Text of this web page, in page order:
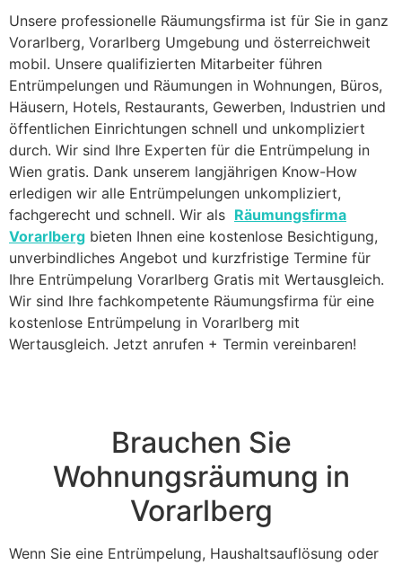
Unsere professionelle Räumungsfirma ist für Sie in ganz
Vorarlberg, Vorarlberg Umgebung und österreichweit
mobil. Unsere qualifizierten Mitarbeiter führen
Entrümpelungen und Räumungen in Wohnungen, Büros,
Häusern, Hotels, Restaurants, Gewerben, Industrien und
öffentlichen Einrichtungen schnell und unkompliziert
durch. Wir sind Ihre Experten für die Entrümpelung in
Wien gratis. Dank unserem langjährigen Know-How
erledigen wir alle Entrümpelungen unkompliziert,
fachgerecht und schnell. Wir als Räumungsfirma
Vorarlberg bieten Ihnen eine kostenlose Besichtigung,
unverbindliches Angebot und kurzfristige Termine für
Ihre Entrümpelung Vorarlberg Gratis mit Wertausgleich.
Wir sind Ihre fachkompetente Räumungsfirma für eine
kostenlose Entrümpelung in Vorarlberg mit
Wertausgleich. Jetzt anrufen + Termin vereinbaren!
Brauchen Sie
Wohnungsräumung in
Vorarlberg
Wenn Sie eine Entrümpelung, Haushaltsauflösung oder